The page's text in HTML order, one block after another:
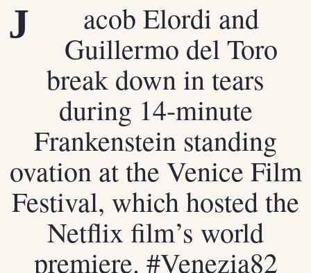
Jacob Elordi and
Guillermo del Toro
break down in tears
during 14-minute
Frankenstein standing
ovation at the Venice Film
Festival, which hosted the
Netflix film’s world
premiere. #Venezia82